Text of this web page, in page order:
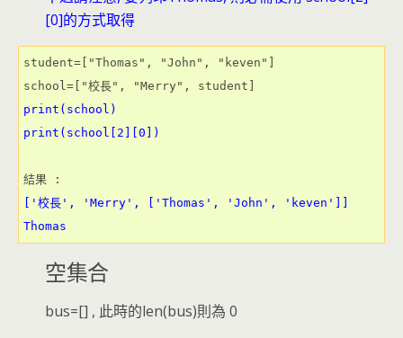
[0]的方式取得
student=["Thomas", "John", "keven"]
print(school)
print(school[2][0])
['校長', 'Merry', ['Thomas', 'John', 'keven']]
Thomas
空集合
bus=[] , 此時的len(bus)則為 0